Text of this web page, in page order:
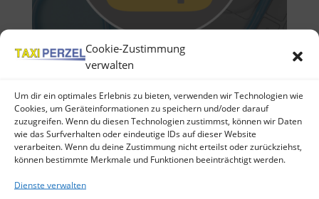
Cookie-Zustimmung
verwalten
Um dir ein optimales Erlebnis zu bieten, verwenden wir Technologien wie
Cookies, um Geräteinformationen zu speichern und/oder darauf
zuzugreifen. Wenn du diesen Technologien zustimmst, können wir Daten
wie das Surfverhalten oder eindeutige IDs auf dieser Website
verarbeiten. Wenn du deine Zustimmung nicht erteilst oder zurückziehst,
können bestimmte Merkmale und Funktionen beeinträchtigt werden.
Dienste verwalten
vonmike01|10. Nov 2015
Serienfahrten: Serienfahrten sind ein fester
Bestandteil der Krankenfahrten bzw. des